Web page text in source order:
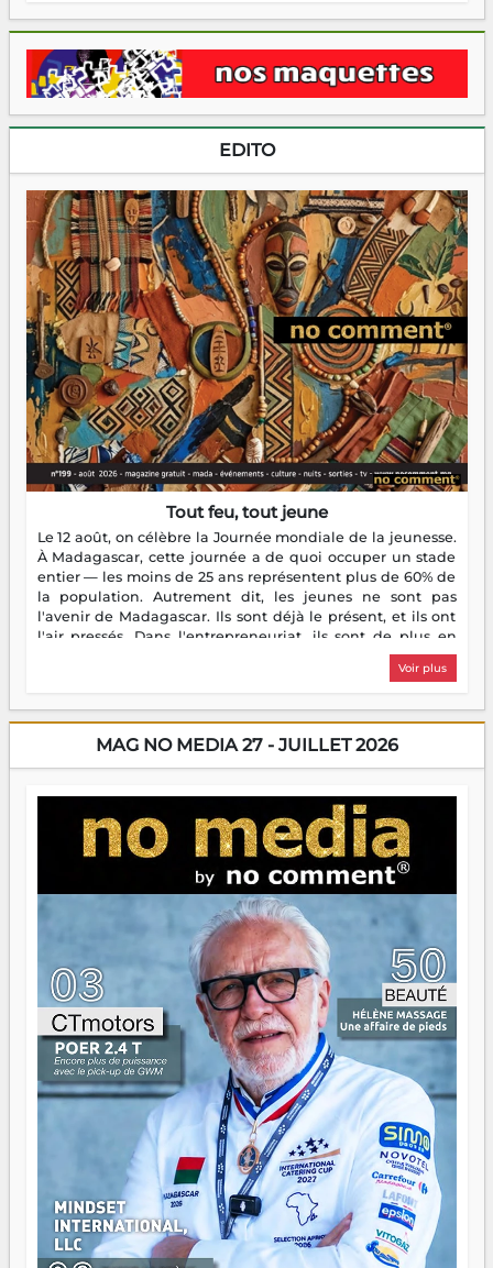
EDITO
Tout feu, tout jeune
Le 12 août, on célèbre la Journée mondiale de la jeunesse.
À Madagascar, cette journée a de quoi occuper un stade
entier — les moins de 25 ans représentent plus de 60% de
la population. Autrement dit, les jeunes ne sont pas
l'avenir de Madagascar. Ils sont déjà le présent, et ils ont
l'air pressés. Dans l'entrepreneuriat, ils sont de plus en
plus nombreux à se lancer, à créer, à risquer — souvent
sans filet, souvent sans aide, mais toujours avec cette
dorment vraiment la nuit. En culture, les nouvelles sont
encore meilleures. Aina Rasamoelina vient de décrocher le
Prix RFI Instrumental Afrique. Miangaly Elia rafle le Prix
jeunes qui tiennent la torche. Alors oui, on pourrait
s'arrêter là, applaudir et rentrer chez soi satisfait. Mais ce
serait passer à côté d'une chose essentielle. La fougue, ça
brûle fort — et parfois, ça brûle vite. Une flamme sans
direction peut éclairer autant qu'elle peut consumer. C'est
là que les aînés entrent en scène — pas pour reprendre le
gouvernail, mais pour montrer où sont les récifs. Les jeunes
ont la force, les vieux ont l'expérience, comme on dit. Ce
n'est pas un combat de générations — c'est une question
d'équipage. Partagez vos réussites, mais aussi vos échecs.
Surtout vos échecs, d'ailleurs — ils enseignent mieux que
n'importe quel manuel. À Madagascar, la barque avance.
Il faut juste s'assurer que tout le monde rame dans le
même sens.
Voir plus
MAG NO MEDIA 27 - JUILLET 2026